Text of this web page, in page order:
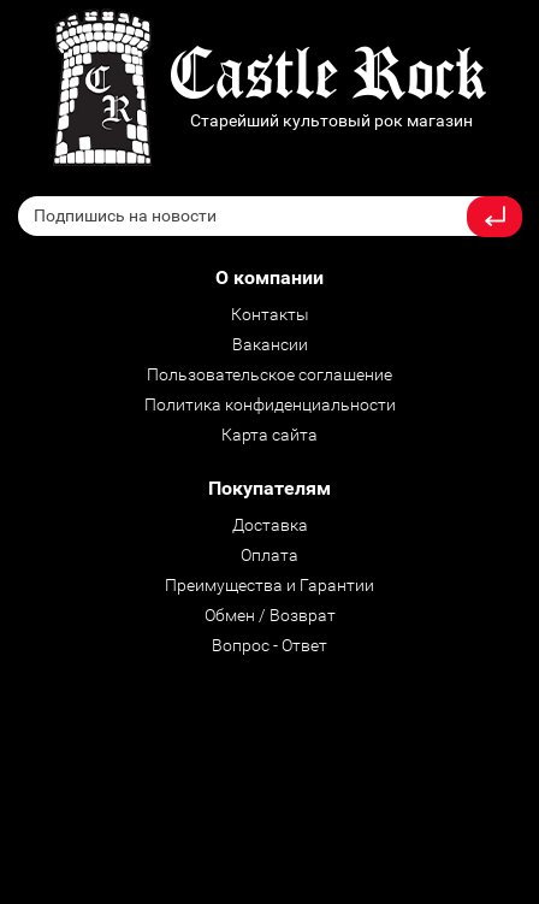
Старейший культовый рок магазин
О компании
Контакты
Вакансии
Пользовательское соглашение
Политика конфиденциальности
Карта сайта
Покупателям
Доставка
Оплата
Преимущества и Гарантии
Обмен / Возврат
Вопрос - Ответ